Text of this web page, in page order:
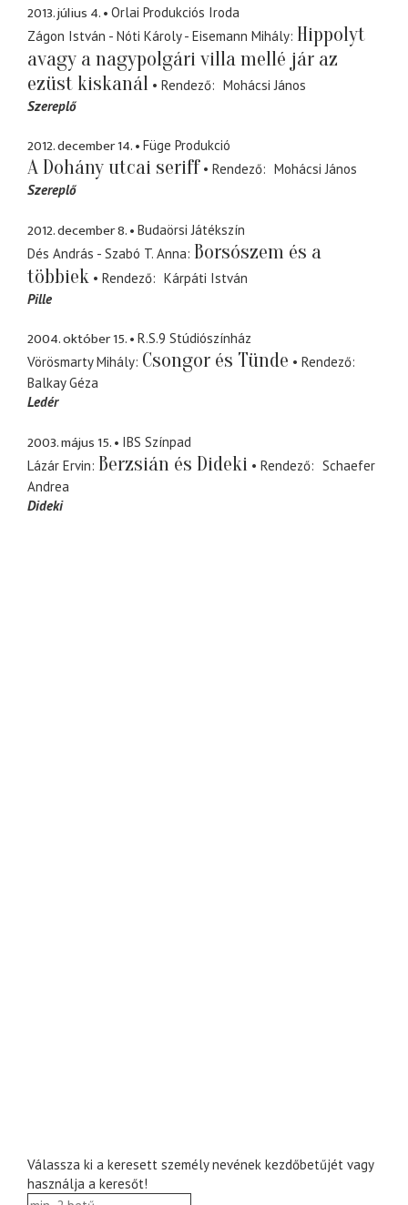
2013. július 4.
Orlai Produkciós Iroda
Zágon István - Nóti Károly - Eisemann Mihály Hippolyt
avagy a nagypolgári villa mellé jár az
ezüst kiskanál
Rendező
Mohácsi János
Szereplő
2012. december 14. Füge Produkció
A Dohány utcai seriff Rendező
Mohácsi János
Szereplő
2012. december 8.
Budaörsi Játékszín
Dés András - Szabó T. Anna Borsószem és a
többiek
Rendező
Kárpáti István
Pille
2004. október 15.
R.S.9 Stúdiószínház
Vörösmarty Mihály Csongor és Tünde
Rendező
Balkay Géza
Ledér
2003. május 15.
IBS Színpad
Lázár Ervin Berzsián és Dideki Rendező
Schaefer
Andrea
Dideki
Válassza ki a keresett személy nevének kezdőbetűjét vagy
használja a keresőt!